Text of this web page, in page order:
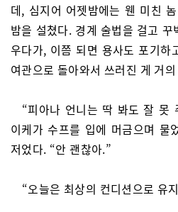
데, 심지어 어젯밤에는 웬 미친
밤을 설쳤다. 경계 술법을 걸고
우다가, 이쯤 되면 용사도 포기하
여관으로 돌아와서 쓰러진 게 거
“피아나 언니는 딱 봐도 잘 못
이케가 수프를 입에 머금으며 물
저었다. “안 괜찮아.”
“오늘은 최상의 컨디션으로 유